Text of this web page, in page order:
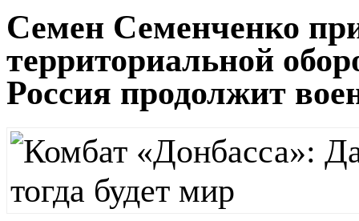
Семен Семенченко
территориальной
Россия продолжит